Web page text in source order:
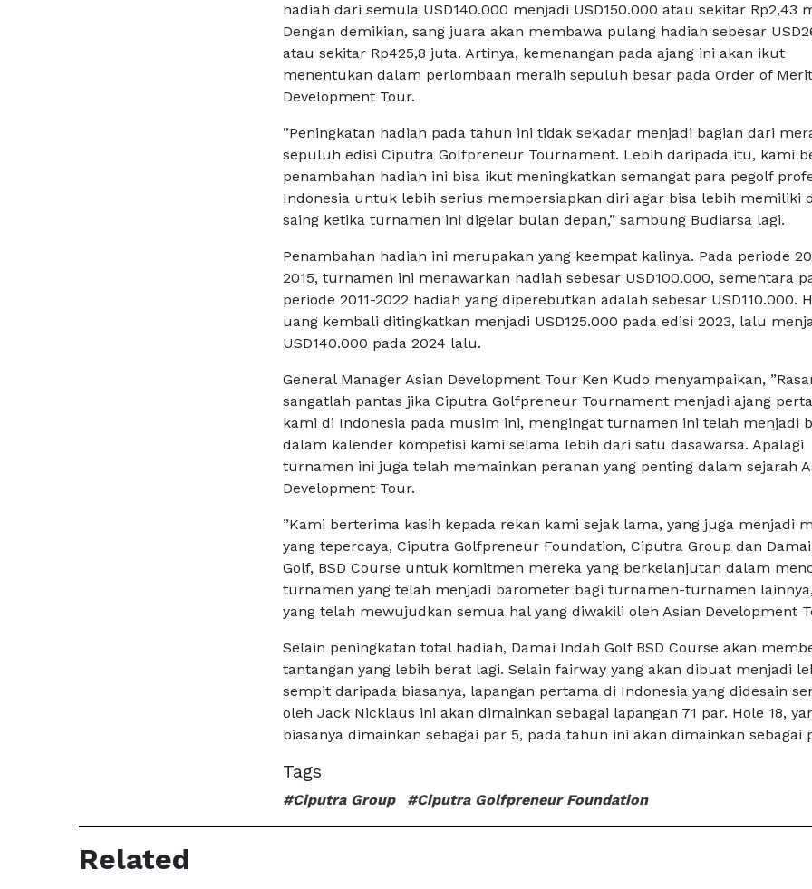
hadiah dari semula USD140.000 menjadi USD150.000 atau sekitar Rp2,43
Dengan demikian, sang juara akan membawa pulang hadiah sebesar
atau sekitar Rp425,8 juta. Artinya, kemenangan pada ajang ini akan ikut
menentukan dalam perlombaan meraih sepuluh besar pada Order of
Development Tour.
”Peningkatan hadiah pada tahun ini tidak sekadar menjadi bagian dari
sepuluh edisi Ciputra Golfpreneur Tournament. Lebih daripada itu, kami
penambahan hadiah ini bisa ikut meningkatkan semangat para pegolf
Indonesia untuk lebih serius mempersiapkan diri agar bisa lebih memiliki
saing ketika turnamen ini digelar bulan depan,” sambung Budiarsa lagi.
Penambahan hadiah ini merupakan yang keempat kalinya. Pada periode
2015, turnamen ini menawarkan hadiah sebesar USD100.000, sementara
periode 2011-2022 hadiah yang diperebutkan adalah sebesar USD110.000.
uang kembali ditingkatkan menjadi USD125.000 pada edisi 2023, lalu
USD140.000 pada 2024 lalu.
General Manager Asian Development Tour Ken Kudo menyampaikan,
sangatlah pantas jika Ciputra Golfpreneur Tournament menjadi ajang
kami di Indonesia pada musim ini, mengingat turnamen ini telah menjadi
dalam kalender kompetisi kami selama lebih dari satu dasawarsa. Apalagi
turnamen ini juga telah memainkan peranan yang penting dalam sejarah
Development Tour.
”Kami berterima kasih kepada rekan kami sejak lama, yang juga menjadi
yang tepercaya, Ciputra Golfpreneur Foundation, Ciputra Group dan
Golf, BSD Course untuk komitmen mereka yang berkelanjutan dalam
turnamen yang telah menjadi barometer bagi turnamen-turnamen
yang telah mewujudkan semua hal yang diwakili oleh Asian Development
Selain peningkatan total hadiah, Damai Indah Golf BSD Course akan
tantangan yang lebih berat lagi. Selain fairway yang akan dibuat menjadi
sempit daripada biasanya, lapangan pertama di Indonesia yang didesain
oleh Jack Nicklaus ini akan dimainkan sebagai lapangan 71 par. Hole 18,
biasanya dimainkan sebagai par 5, pada tahun ini akan dimainkan sebagai
Tags
#Ciputra Group #Ciputra Golfpreneur Foundation
Related